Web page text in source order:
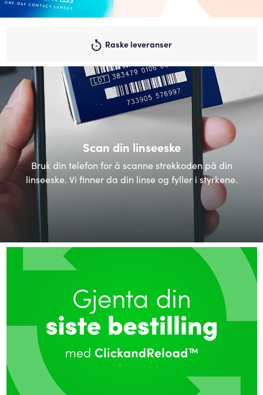
Raske leveranser
Scan din linseeske
Bruk din telefon for å scanne strekkoden på din
linseeske. Vi finner da din linse og fyller i styrkene.